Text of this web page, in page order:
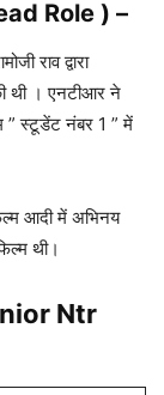
Role ) –
राव द्वारा
” स्टूडेंट नंबर 1 ” में
आदी में अभिनय
थी।